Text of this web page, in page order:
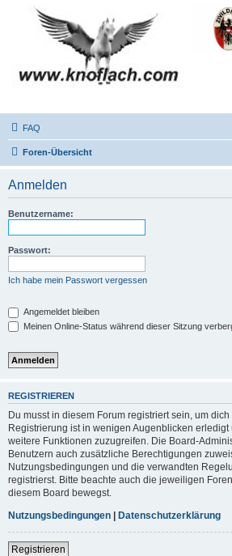
FAQ
Foren-Übersicht
Anmelden
Benutzername:
Passwort:
Ich habe mein Passwort vergessen
Angemeldet bleiben
Meinen Online-Status während dieser Sitzung
REGISTRIEREN
Du musst in diesem Forum registriert sein, um
Registrierung ist in wenigen Augenblicken erledigt
weitere Funktionen zuzugreifen. Die Board-
Benutzern auch zusätzliche Berechtigungen
Nutzungsbedingungen und die verwandten
registrierst. Bitte beachte auch die jeweiligen
diesem Board bewegst.
Nutzungsbedingungen | Datenschutzerklärung
Registrieren